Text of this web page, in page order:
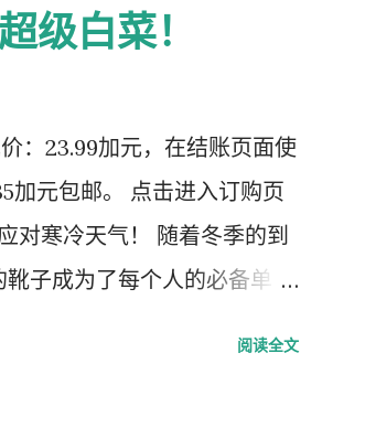
级白菜！
：23.99加元，在结账页面使
加元包邮。 点击进入订购页
对寒冷天气！ 随着冬季的到
子成为了每个人的必备单
阅读全文